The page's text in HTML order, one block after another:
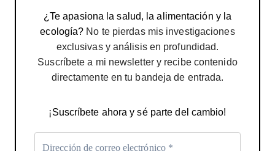
¿Te apasiona la salud, la alimentación y la
ecología? No te pierdas mis investigaciones
exclusivas y análisis en profundidad.
Suscríbete a mi newsletter y recibe contenido
directamente en tu bandeja de entrada.
¡Suscríbete ahora y sé parte del cambio!